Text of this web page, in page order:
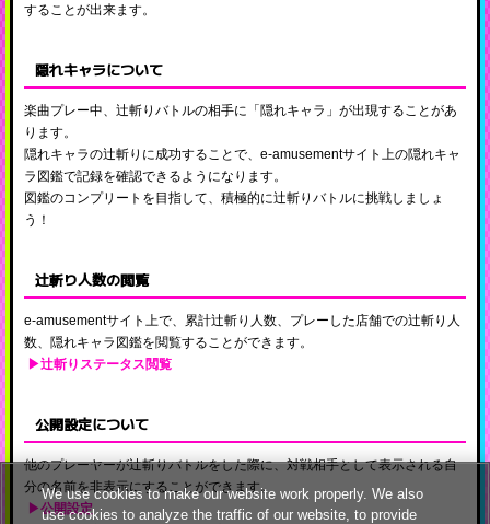
することが出来ます。
隠れキャラについて
楽曲プレー中、辻斬りバトルの相手に「隠れキャラ」が出現することがあ
ります。
隠れキャラの辻斬りに成功することで、e-amusementサイト上の隠れキャ
ラ図鑑で記録を確認できるようになります。
図鑑のコンプリートを目指して、積極的に辻斬りバトルに挑戦しましょ
う！
辻斬り人数の閲覧
e-amusementサイト上で、累計辻斬り人数、プレーした店舗での辻斬り人
数、隠れキャラ図鑑を閲覧することができます。
▶辻斬りステータス閲覧
公開設定について
他のプレーヤーが辻斬りバトルをした際に、対戦相手として表示される自
分の名前を非表示にすることができます。
▶公開設定
We use cookies to make our website work properly. We also
use cookies to analyze the traffic of our website, to provide